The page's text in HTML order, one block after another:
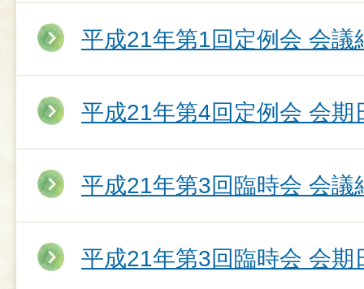
平成21年第1回定例会 会議
平成21年第4回定例会 会期
平成21年第3回臨時会 会議
平成21年第3回臨時会 会期